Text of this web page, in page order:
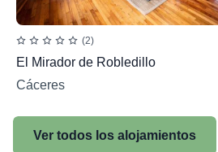
(2)
El Mirador de Robledillo
Cáceres
Ver todos los alojamientos